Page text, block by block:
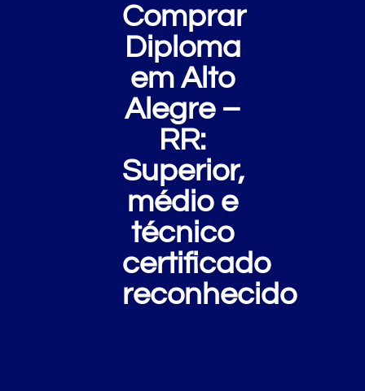
Comprar
Diploma
em Alto
Alegre –
RR:
Superior,
médio e
técnico
certificado
reconhecido